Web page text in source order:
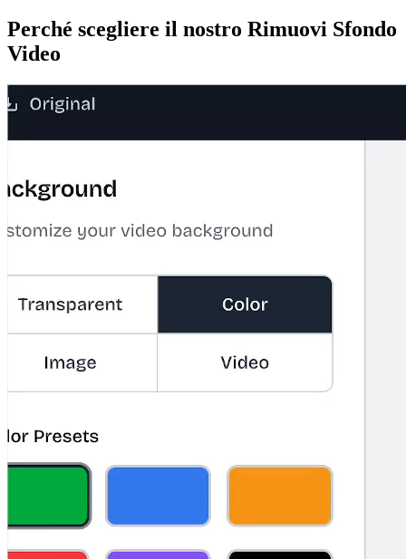
Perché scegliere il nostro Rimuovi Sfondo
Video